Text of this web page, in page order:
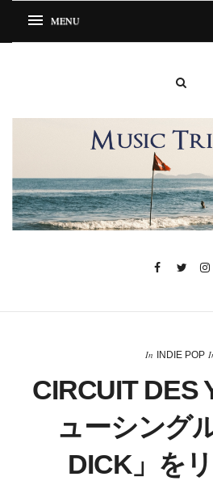
In INDIE POP
CIRCUIT
ューシング
DICK」を